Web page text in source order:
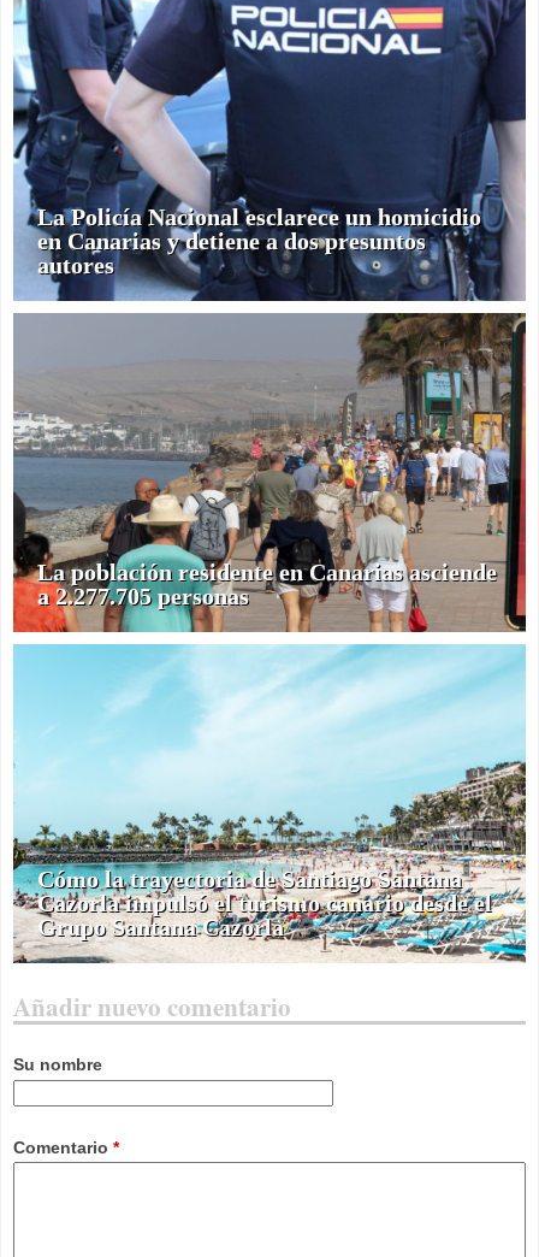
La Policía Nacional esclarece un homicidio
en Canarias y detiene a dos presuntos
autores
La población residente en Canarias asciende
a 2.277.705 personas
Cómo la trayectoria de Santiago Santana
Cazorla impulsó el turismo canario desde el
Grupo Santana Cazorla
Añadir nuevo comentario
Su nombre
Comentario *